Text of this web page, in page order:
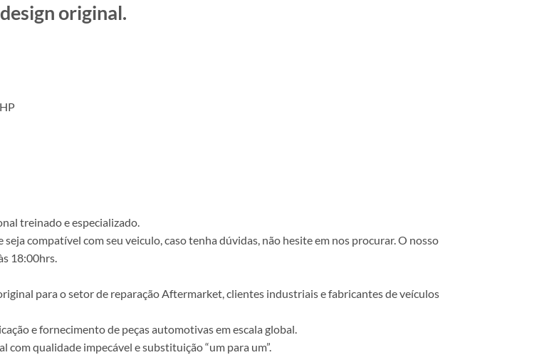
original.
treinado e especializado.
compatível com seu veiculo, caso tenha dúvidas, não hesite em nos procurar. O nosso
18:00hrs.
para o setor de reparação Aftermarket, clientes industriais e fabricantes de veículos
e fornecimento de peças automotivas em escala global.
qualidade impecável e substituição “um para um”.